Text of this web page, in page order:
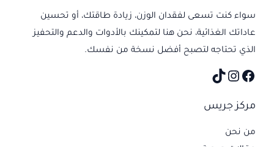
سواء كنت تسعى لفقدان الوزن، زيادة طاقتك، أو تحسين
عاداتك الغذائية، نحن هنا لتمكينك بالأدوات والدعم والتحفيز
الذي تحتاجه لتصبح أفضل نسخة من نفسك.
مركز جريس
من نحن